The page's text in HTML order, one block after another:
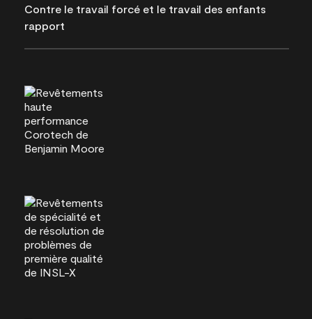
Contre le travail forcé et le travail des enfants
rapport